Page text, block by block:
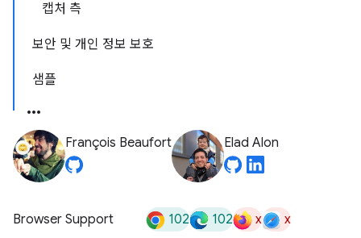
캡처 측
보안 및 개인 정보 보호
샘플
François Beaufort Elad Alon
Browser Support 102 102 x x